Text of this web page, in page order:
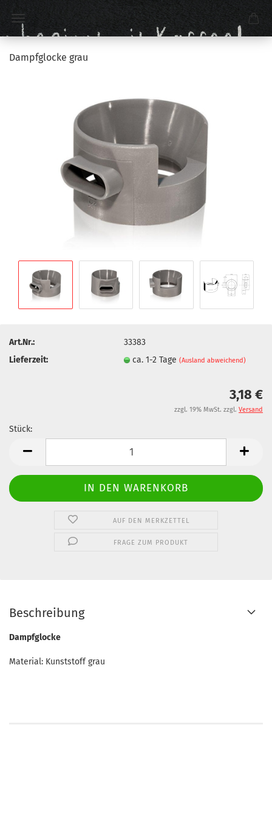
Dampfglocke grau
Art.Nr.:
33383
Lieferzeit:
ca. 1-2 Tage(Ausland abweichend)
3,18 €
zzgl. 19% MwSt. zzgl. Versand
Stück:
AUF DEN MERKZETTEL
FRAGE ZUM PRODUKT
Beschreibung
Dampfglocke
Material: Kunststoff grau